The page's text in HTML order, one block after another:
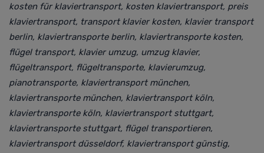
kosten für klaviertransport, kosten klaviertransport, preis
klaviertransport, transport klavier kosten, klavier transport
berlin, klaviertransporte berlin, klaviertransporte kosten,
flügel transport, klavier umzug, umzug klavier,
flügeltransport, flügeltransporte, klavierumzug,
pianotransporte, klaviertransport münchen,
klaviertransporte münchen, klaviertransport köln,
klaviertransporte köln, klaviertransport stuttgart,
klaviertransporte stuttgart, flügel transportieren,
klaviertransport düsseldorf, klaviertransport günstig,